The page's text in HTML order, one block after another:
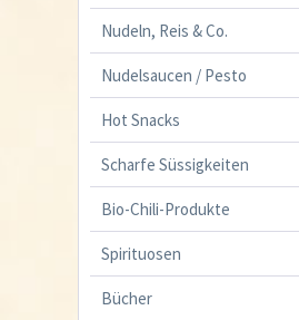
Nudeln, Reis & Co.
Nudelsaucen / Pesto
Hot Snacks
Scharfe Süssigkeiten
Bio-Chili-Produkte
Spirituosen
Bücher